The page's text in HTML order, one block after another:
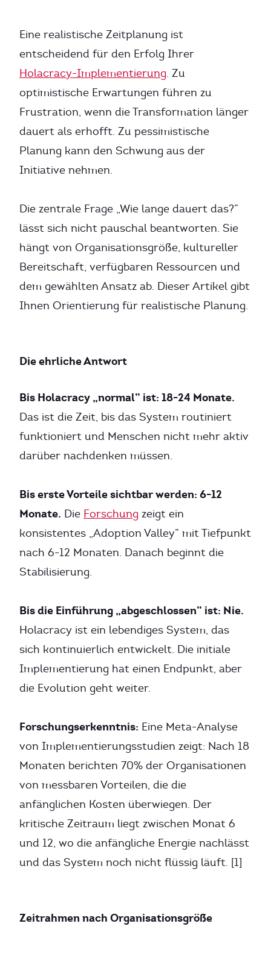
Eine realistische Zeitplanung ist
entscheidend für den Erfolg Ihrer
Holacracy-Implementierung. Zu
optimistische Erwartungen führen zu
Frustration, wenn die Transformation länger
dauert als erhofft. Zu pessimistische
Planung kann den Schwung aus der
Initiative nehmen.
Die zentrale Frage „Wie lange dauert das?”
lässt sich nicht pauschal beantworten. Sie
hängt von Organisationsgröße, kultureller
Bereitschaft, verfügbaren Ressourcen und
dem gewählten Ansatz ab. Dieser Artikel gibt
Ihnen Orientierung für realistische Planung.
Die ehrliche Antwort
Bis Holacracy „normal” ist: 18-24 Monate.
Das ist die Zeit, bis das System routiniert
funktioniert und Menschen nicht mehr aktiv
darüber nachdenken müssen.
Bis erste Vorteile sichtbar werden: 6-12
Monate. Die Forschung zeigt ein
konsistentes „Adoption Valley” mit Tiefpunkt
nach 6-12 Monaten. Danach beginnt die
Stabilisierung.
Bis die Einführung „abgeschlossen” ist: Nie.
Holacracy ist ein lebendiges System, das
sich kontinuierlich entwickelt. Die initiale
Implementierung hat einen Endpunkt, aber
die Evolution geht weiter.
Forschungserkenntnis: Eine Meta-Analyse
von Implementierungsstudien zeigt: Nach 18
Monaten berichten 70% der Organisationen
von messbaren Vorteilen, die die
anfänglichen Kosten überwiegen. Der
kritische Zeitraum liegt zwischen Monat 6
und 12, wo die anfängliche Energie nachlässt
und das System noch nicht flüssig läuft. [1]
Zeitrahmen nach Organisationsgröße